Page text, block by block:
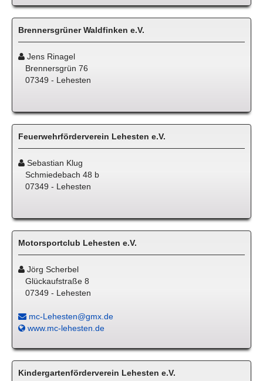
Brennersgrüner Waldfinken e.V.
Jens Rinagel
Brennersgrün 76
07349 - Lehesten
Feuerwehrförderverein Lehesten e.V.
Sebastian Klug
Schmiedebach 48 b
07349 - Lehesten
Motorsportclub Lehesten e.V.
Jörg Scherbel
Glückaufstraße 8
07349 - Lehesten
mc-Lehesten@gmx.de
www.mc-lehesten.de
Kindergartenförderverein Lehesten e.V.